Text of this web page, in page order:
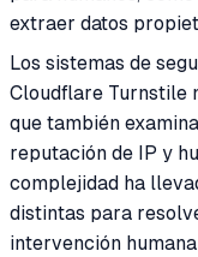
extraer datos
Los sistemas de
Cloudflare Turnstile
que también
reputación de IP y
complejidad ha
distintas para
intervención